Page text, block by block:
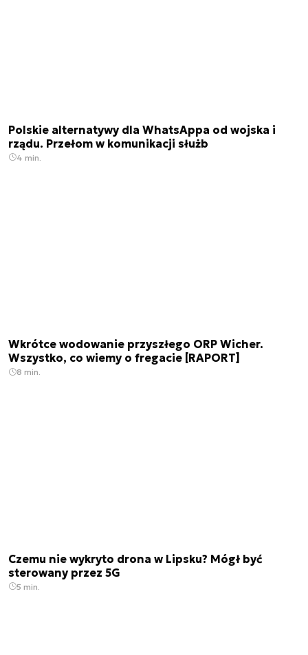
Polskie alternatywy dla WhatsAppa od wojska i
rządu. Przełom w komunikacji służb
4 min.
Wkrótce wodowanie przyszłego ORP Wicher.
Wszystko, co wiemy o fregacie [RAPORT]
8 min.
Czemu nie wykryto drona w Lipsku? Mógł być
sterowany przez 5G
5 min.